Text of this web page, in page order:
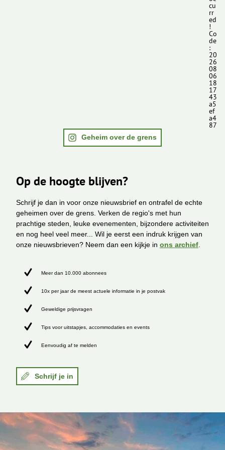
cu
rr
ed
!
Co
de
:
20
26
08
06
18
17
43
a5
ef
a4
87
Geheim over de grens
Op de hoogte blijven?
Schrijf je dan in voor onze nieuwsbrief en ontrafel de echte
geheimen over de grens. Verken de regio's met hun
prachtige steden, leuke evenementen, bijzondere activiteiten
en nog heel veel meer... Wil je eerst een indruk krijgen van
onze nieuwsbrieven? Neem dan een kijkje in ons archief
Meer dan 10.000 abonnees
10x per jaar de meest actuele informatie in je postvak
Geweldige prijsvragen
Tips voor uitstapjes, accommodaties en events
Eenvoudig af te melden
Schrijf je in